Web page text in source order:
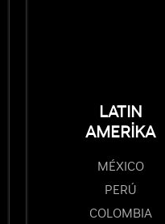
LATIN
AMERİKA
MÉXICO
PERÚ
COLOMBIA